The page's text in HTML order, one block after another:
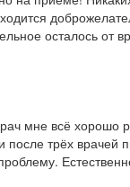
осталось от
мне всё хорошо
после трёх врачей